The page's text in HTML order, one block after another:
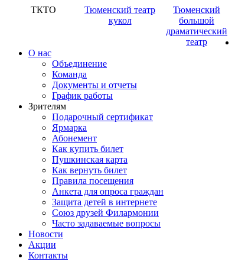
ТКТО
Тюменский театр
кукол
Тюменский
большой
драматический
театр
О нас
Объединение
Команда
Документы и отчеты
График работы
Зрителям
Подарочный сертификат
Ярмарка
Абонемент
Как купить билет
Пушкинская карта
Как вернуть билет
Правила посещения
Анкета для опроса граждан
Защита детей в интернете
Союз друзей Филармонии
Часто задаваемые вопросы
Новости
Акции
Контакты